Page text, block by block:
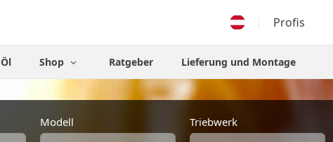
Profis
Öl Shop Ratgeber Lieferung und Montage
Modell Triebwerk